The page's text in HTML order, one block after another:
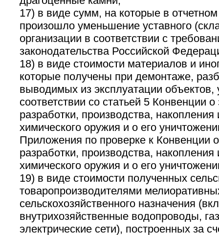
17) в виде сумм, на которые в
произошло уменьшение уставного
организации в соответствии с
законодательства Российской
18) в виде стоимости материалов и
которые получены при демонтаже,
выводимых из эксплуатации
соответствии со статьей 5 Конвенции
разработки, производства,
химического оружия и о его
Приложения по проверке к Конвенции
разработки, производства,
химического оружия и о его
19) в виде стоимости полученных
товаропроизводителями
сельскохозяйственного назначения
внутрихозяйственные водопроводы,
электрические сети), построенных за